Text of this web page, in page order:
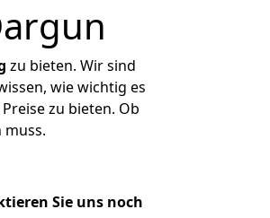
zu bieten. Wir sind
wie wichtig es
zu bieten. Ob
muss.
Sie uns noch